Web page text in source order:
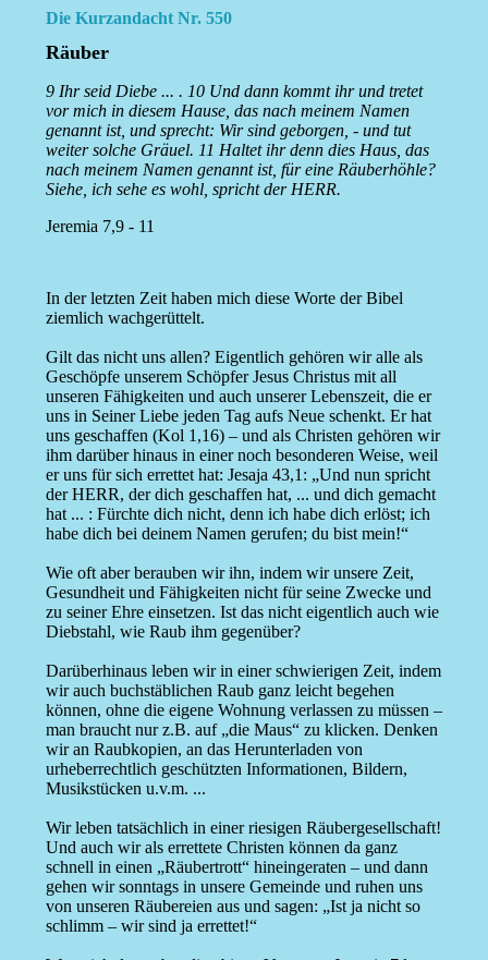
Die Kurzandacht Nr. 550
Räuber
9 Ihr seid Diebe ... . 10 Und dann kommt ihr und tretet
vor mich in diesem Hause, das nach meinem Namen
genannt ist, und sprecht: Wir sind geborgen, - und tut
weiter solche Gräuel. 11 Haltet ihr denn dies Haus, das
nach meinem Namen genannt ist, für eine Räuberhöhle?
Siehe, ich sehe es wohl, spricht der HERR.
Jeremia 7,9 - 11
In der letzten Zeit haben mich diese Worte der Bibel
ziemlich wachgerüttelt.
Gilt das nicht uns allen? Eigentlich gehören wir alle als
Geschöpfe unserem Schöpfer Jesus Christus mit all
unseren Fähigkeiten und auch unserer Lebenszeit, die er
uns in Seiner Liebe jeden Tag aufs Neue schenkt. Er hat
uns geschaffen (Kol 1,16) – und als Christen gehören wir
ihm darüber hinaus in einer noch besonderen Weise, weil
er uns für sich errettet hat: Jesaja 43,1: „Und nun spricht
der HERR, der dich geschaffen hat, ... und dich gemacht
hat ... : Fürchte dich nicht, denn ich habe dich erlöst; ich
habe dich bei deinem Namen gerufen; du bist mein!“
Wie oft aber berauben wir ihn, indem wir unsere Zeit,
Gesundheit und Fähigkeiten nicht für seine Zwecke und
zu seiner Ehre einsetzen. Ist das nicht eigentlich auch wie
Diebstahl, wie Raub ihm gegenüber?
Darüberhinaus leben wir in einer schwierigen Zeit, indem
wir auch buchstäblichen Raub ganz leicht begehen
können, ohne die eigene Wohnung verlassen zu müssen –
man braucht nur z.B. auf „die Maus“ zu klicken. Denken
wir an Raubkopien, an das Herunterladen von
urheberrechtlich geschützten Informationen, Bildern,
Musikstücken u.v.m. ...
Wir leben tatsächlich in einer riesigen Räubergesellschaft!
Und auch wir als errettete Christen können da ganz
schnell in einen „Räubertrott“ hineingeraten – und dann
gehen wir sonntags in unsere Gemeinde und ruhen uns
von unseren Räubereien aus und sagen: „Ist ja nicht so
schlimm – wir sind ja errettet!“